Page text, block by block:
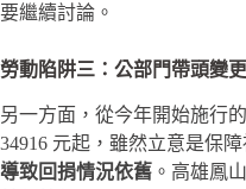
要繼續討論。
勞動陷阱三：公部門帶頭變
另一方面，從今年開始施行的
34916 元起，雖然立意是保
導致回捐情況依舊 。高雄鳳